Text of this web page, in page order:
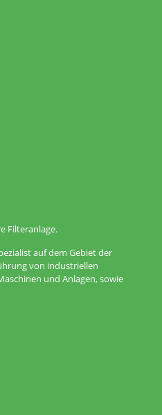
Filteranlage.
auf dem Gebiet der
von industriellen
und Anlagen, sowie